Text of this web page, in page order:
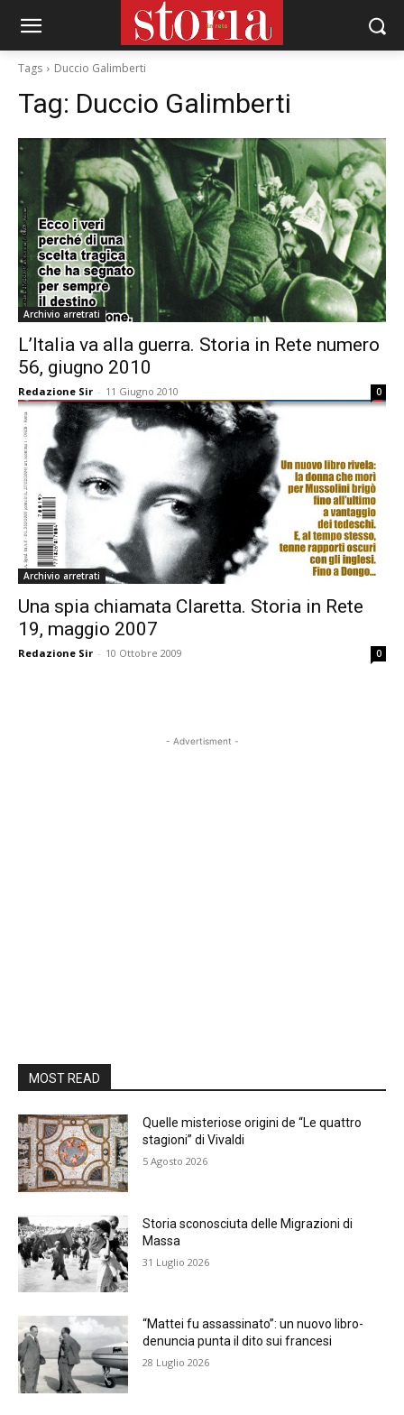
Tags Duccio Galimberti
Tag: Duccio Galimberti
Archivio arretrati
L’Italia va alla guerra. Storia in Rete numero
56, giugno 2010
Redazione Sir - 11 Giugno 2010 0
Archivio arretrati
Una spia chiamata Claretta. Storia in Rete
19, maggio 2007
Redazione Sir - 10 Ottobre 2009 0
- Advertisment -
MOST READ
Quelle misteriose origini de “Le quattro
stagioni” di Vivaldi
5 Agosto 2026
Storia sconosciuta delle Migrazioni di
Massa
31 Luglio 2026
“Mattei fu assassinato”: un nuovo libro-
denuncia punta il dito sui francesi
28 Luglio 2026